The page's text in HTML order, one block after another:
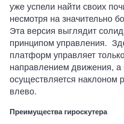
уже успели найти своих
несмотря на значительно
Эта версия выглядит
принципом управления.
платформ управляет
направлением движения, а
осуществляется наклоном
влево.
Преимущества гироскутера